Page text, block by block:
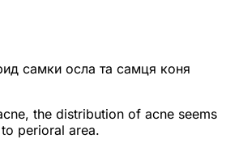
самки осла та самця коня
the distribution of acne seems
perioral area.